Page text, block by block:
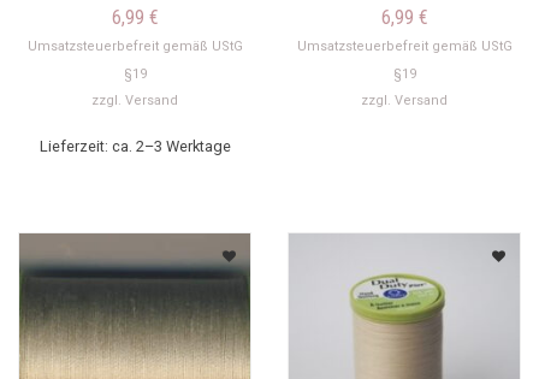
6,99 €
Umsatzsteuerbefreit gemäß UStG
§19
zzgl. Versand
Lieferzeit: ca. 2–3 Werktage
6,99 €
Umsatzsteuerbefreit gemäß UStG
§19
zzgl. Versand